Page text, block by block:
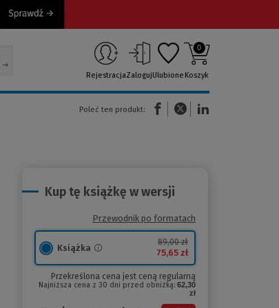
RejestracjaZalogujUlubione
0
Koszyk
Poleć ten produkt:
(Nowe okno)(Link do innej strony)
Kup tę książkę w wersji
Przewodnik po formatach
Książka
89,00 zł
75,65 zł
Przekreślona cena jest ceną regularną
Najniższa cena z 30 dni przed obniżką: 62,30
zł